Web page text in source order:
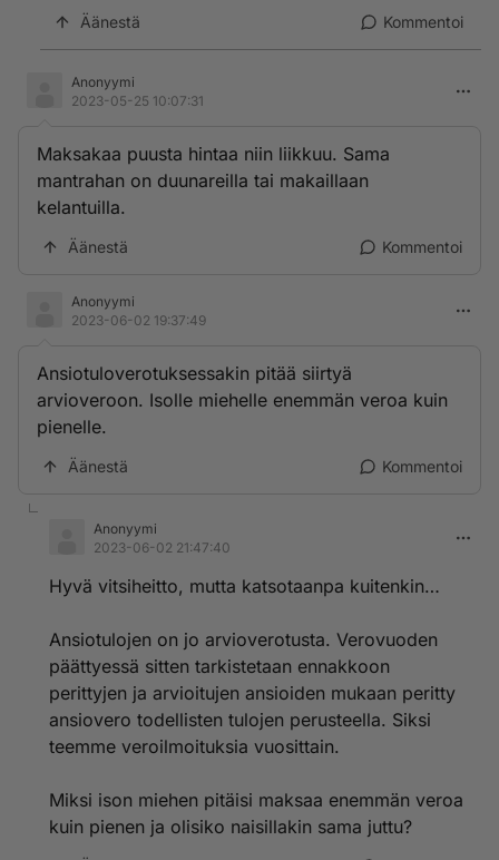
Äänestä Kommentoi
Anonyymi
2023-05-25 10:07:31
Maksakaa puusta hintaa niin liikkuu. Sama
mantrahan on duunareilla tai makaillaan
kelantuilla.
Äänestä Kommentoi
Anonyymi
2023-06-02 19:37:49
Ansiotuloverotuksessakin pitää siirtyä
arvioveroon. Isolle miehelle enemmän veroa kuin
pienelle.
Äänestä Kommentoi
Anonyymi
2023-06-02 21:47:40
Hyvä vitsiheitto, mutta katsotaanpa kuitenkin…
Ansiotulojen on jo arvioverotusta. Verovuoden
päättyessä sitten tarkistetaan ennakkoon
perittyjen ja arvioitujen ansioiden mukaan peritty
ansiovero todellisten tulojen perusteella. Siksi
teemme veroilmoituksia vuosittain.
Miksi ison miehen pitäisi maksaa enemmän veroa
kuin pienen ja olisiko naisillakin sama juttu?